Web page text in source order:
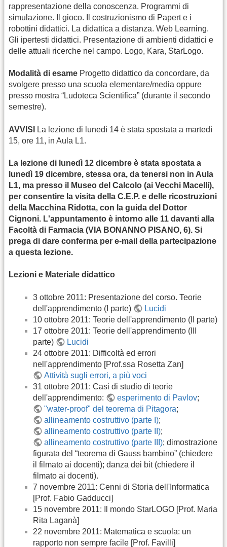
rappresentazione della conoscenza. Programmi di
simulazione. Il gioco. Il costruzionismo di Papert e i
robottini didattici. La didattica a distanza. Web Learning.
Gli ipertesti didattici. Presentazione di ambienti didattici e
delle attuali ricerche nel campo. Logo, Kara, StarLogo.
Modalità di esame Progetto didattico da concordare, da
svolgere presso una scuola elementare/media oppure
presso mostra “Ludoteca Scientifica” (durante il secondo
semestre).
AVVISI
La lezione di lunedì 14 è stata spostata a martedì
15, ore 11, in Aula L1.
La lezione di lunedì 12 dicembre è stata spostata a
lunedì 19 dicembre, stessa ora, da tenersi non in Aula
L1, ma presso il Museo del Calcolo (ai Vecchi Macelli),
per consentire la visita della C.E.P. e delle ricostruzioni
della Macchina Ridotta, con la guida del Dottor
Cignoni. L'appuntamento è intorno alle 11 davanti alla
Facoltà di Farmacia (VIA BONANNO PISANO, 6). Si
prega di dare conferma per e-mail della partecipazione
a questa lezione.
Lezioni e Materiale didattico
3 ottobre 2011: Presentazione del corso. Teorie
dell'apprendimento (I parte)
Lucidi
10 ottobre 2011: Teorie dell'apprendimento (II parte)
17 ottobre 2011: Teorie dell'apprendimento (III
parte)
Lucidi
24 ottobre 2011: Difficoltà ed errori
nell'apprendimento [Prof.ssa Rosetta Zan]
Attività sugli errori, a più voci
31 ottobre 2011: Casi di studio di teorie
dell'apprendimento:
esperimento di Pavlov;
"water-proof" del teorema di Pitagora;
allineamento costruttivo (parte I);
allineamento costruttivo (parte II);
allineamento costruttivo (parte III); dimostrazione
figurata del “teorema di Gauss bambino” (chiedere
il filmato ai docenti); danza dei bit (chiedere il
filmato ai docenti).
7 novembre 2011: Cenni di Storia dell'Informatica
[Prof. Fabio Gadducci]
15 novembre 2011: Il mondo StarLOGO [Prof. Maria
Rita Laganà]
22 novembre 2011: Matematica e scuola: un
rapporto non sempre facile [Prof. Favilli]